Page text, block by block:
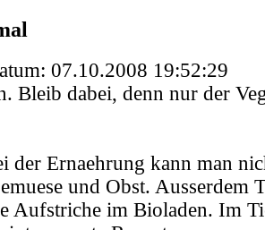
07.10.2008 19:52:29
Bleib dabei, denn nur der
der Ernaehrung kann man
und Obst. Ausserdem
Aufstriche im Bioladen. Im